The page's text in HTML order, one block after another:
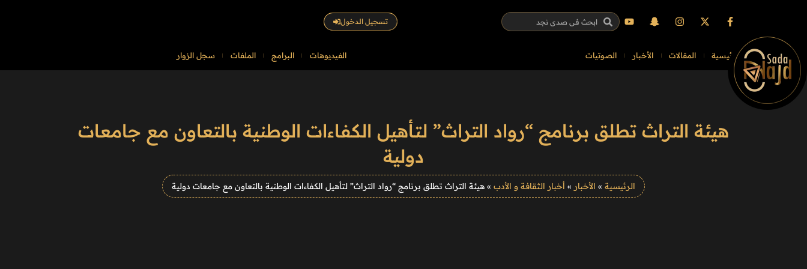
تسجيل الدخول
الرئيسية المقالات الأخبار الصوتيات الفيديوهات البرامج الملفات سجل الزوار
هيئة التراث تطلق برنامج “رواد التراث” لتأهيل الكفاءات الوطنية بالتعاون مع جامعات
دولية
الرئيسية » الأخبار » أخبار الثقافة و الأدب » هيئة التراث تطلق برنامج “رواد التراث” لتأهيل الكفاءات الوطنية بالتعاون مع جامعات دولية